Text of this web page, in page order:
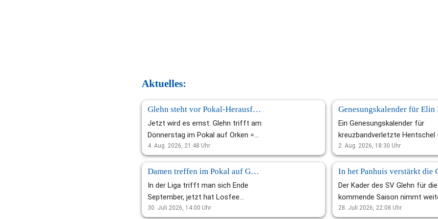
Aktuelles:
Glehn steht vor Pokal-Herausforderung gegen Orken
Jetzt wird es ernst: Glehn trifft am
Donnerstag im Pokal auf Orken =
Jetzt wird es ernst für die Elf von
Trainer Frank Lambertz: Mit der
zweiten Kreispokalrunde am
kommenden Donnerstag (6.
August) gegen die SG Orken-
Noithausen startet der
Pflichtspielbetrieb für den SV
4. Aug. 2026, 21:48 Uhr
Ein Genesungskalender für
kreuzbandverletzte Hentschel
Mit dieser Überraschung hat sie
nicht gerechnet: Die frisch am
Kreuzband operierte Elin
erhielt jetzt von ihrem Verein
insbesondere von ihrer
Mannschaft einen
Genesungskalender. Die 22-
2. Aug. 2026, 18:30 Uhr
Damen treffen im Pokal auf Gustorf =
In der Liga trifft man sich Ende
September, jetzt hat Losfee
Brigitte Reuß-Tannigel auch im
30. Juli 2026, 14:00 Uhr
Der Kader des SV Glehn für die
kommende Saison nimmt
Formen an: In Nico in het
28. Juli 2026, 22:08 Uhr